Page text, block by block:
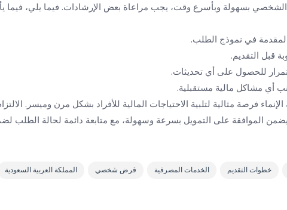
بسهولة وبأسرع وقت، يجب مراعاة بعض الإرشادات. فيما يلي، فيما
في نموذج الطلب.
قبل التقديم.
للحصول على أي تحديثات.
أي مشاكل مالية مستقبلية.
فرصة مثالية لتلبية الاحتياجات المالية للأفراد بشكل مرن وميسر.
الموافقة على التمويل بسرعة وسهولة، مع متابعة دائمة لحالة الطلب
خطوات التقديم الخدمات المصرفية قرض شخصي المملكة العربية السعودية